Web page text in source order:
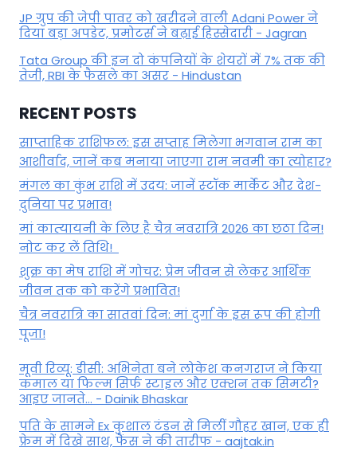
JP ग्रुप की जेपी पावर को खरीदने वाली Adani Power ने
दिया बड़ा अपडेट, प्रमोटर्स ने बढ़ाई हिस्सेदारी - Jagran
Tata Group की इन दो कंपनियों के शेयरों में 7% तक की
तेजी, RBI के फैसले का असर - Hindustan
RECENT POSTS
साप्ताहिक राशिफल: इस सप्ताह मिलेगा भगवान राम का
आशीर्वाद, जानें कब मनाया जाएगा राम नवमी का त्योहार?
मंगल का कुंभ राशि में उदय: जानें स्‍टॉक मार्केट और देश-
दुनिया पर प्रभाव!
मां कात्‍यायनी के लिए है चैत्र नवरात्रि 2026 का छठा दिन!
नोट कर लें तिथि!
शुक्र का मेष राशि में गोचर: प्रेम जीवन से लेकर आर्थिक
जीवन तक को करेंगे प्रभावित!
चैत्र नवरात्रि का सातवां दिन: मां दुर्गा के इस रूप की होगी
पूजा!
मूवी रिव्यू: डीसी: अभिनेता बने लोकेश कनगराज ने किया
कमाल या फिल्म सिर्फ स्टाइल और एक्शन तक सिमटी?
आइए जानते... - Dainik Bhaskar
पति के सामने Ex कुशाल टंडन से मिलीं गौहर खान, एक ही
फ्रेम में दिखे साथ, फैंस ने की तारीफ - aajtak.in